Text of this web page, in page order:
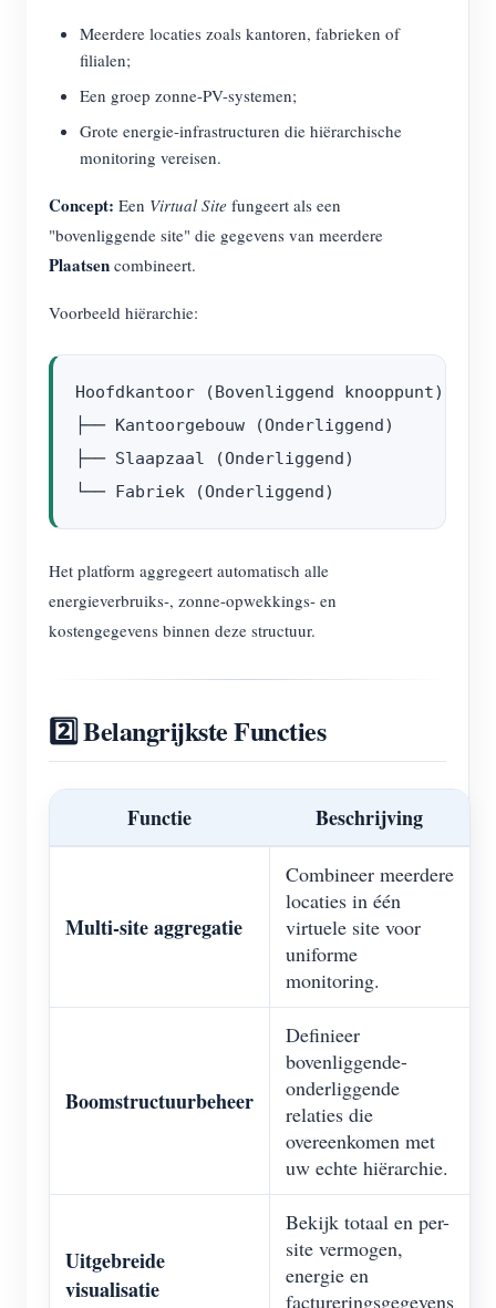
Meerdere locaties zoals kantoren, fabrieken of
filialen;
Een groep zonne-PV-systemen;
Grote energie-infrastructuren die hiërarchische
monitoring vereisen.
Concept: Een Virtual Site fungeert als een
"bovenliggende site" die gegevens van meerdere
Plaatsen combineert.
Voorbeeld hiërarchie:
Hoofdkantoor (Bovenliggend knooppunt)
├── Kantoorgebouw (Onderliggend)
├── Slaapzaal (Onderliggend)
Het platform aggregeert automatisch alle
energieverbruiks-, zonne-opwekkings- en
kostengegevens binnen deze structuur.
2️⃣ Belangrijkste Functies
Functie Beschrijving
Multi-site aggregatie
Combineer meerdere
locaties in één
virtuele site voor
uniforme
monitoring.
Boomstructuurbeheer
Definieer
bovenliggende-
onderliggende
relaties die
overeenkomen met
uw echte hiërarchie.
Uitgebreide
visualisatie
Bekijk totaal en per-
site vermogen,
energie en
factureringsgegevens